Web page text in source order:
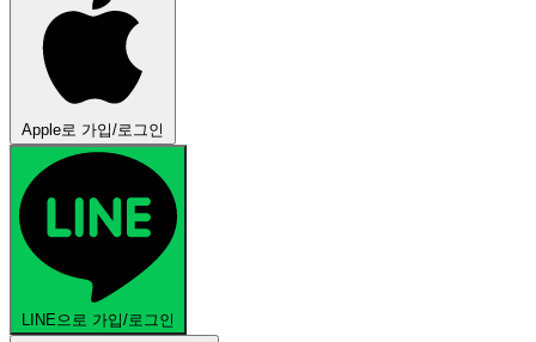
Apple로 가입/로그인
LINE으로 가입/로그인